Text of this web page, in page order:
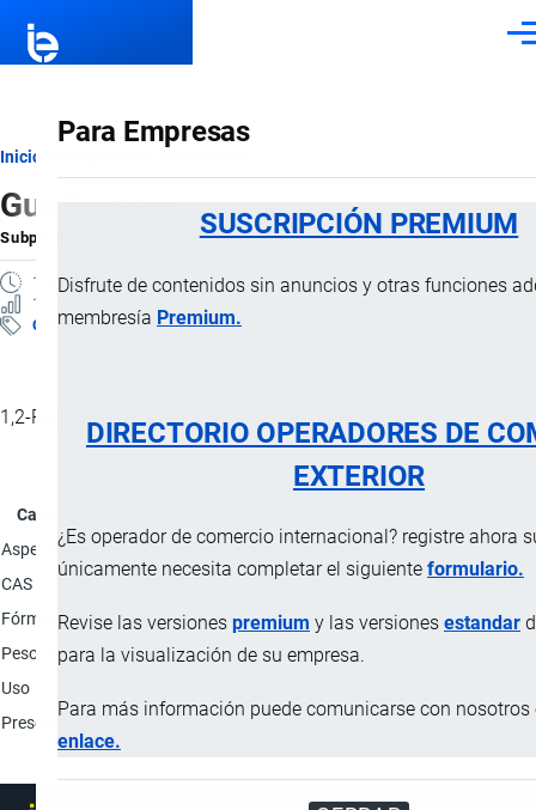
Para Empresas
SUSCRIPCIÓN PREMIUM
Disfrute de contenidos sin anuncios y otras funciones
membresía Premium.
DIRECTORIO OPERADORES DE
EXTERIOR
¿Es operador de comercio internacional? registre ahora
únicamente necesita completar el siguiente formulario.
Revise las versiones premium y las versiones estandar
para la visualización de su empresa.
Para más información puede comunicarse con nosotros
enlace.
Ruta
de
navegación
Inicio
Guaifenesin
Subpartida Arancelaria porImportaciones …, 6 Febrero, 2025
1 MINUTO
1 VISTAS
Clasificación Arancelaria
1,2-Propanediol, 3-(2-methoxyphenoxy)-(±)-
Característica
Aspecto físico
Polvo cristalino color blanco.
CAS
Fórmula molecular C10H14O4
Peso molecular
198.22
Uso
Presentación